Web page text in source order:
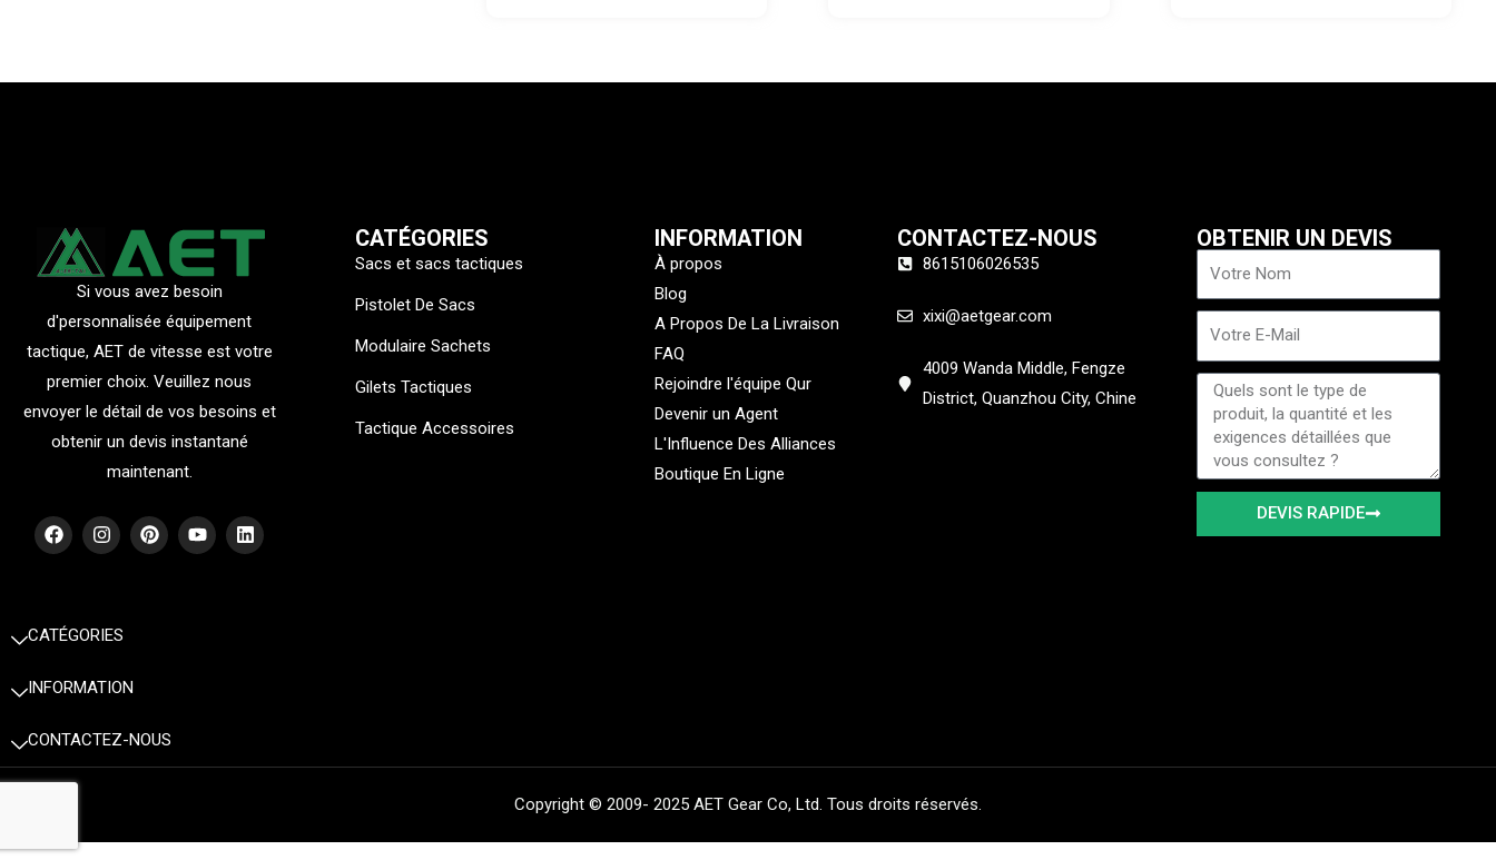
Si vous avez besoin
d'personnalisée équipement
tactique, AET de vitesse est votre
premier choix. Veuillez nous
envoyer le détail de vos besoins et
obtenir un devis instantané
maintenant.
F
a
c
o
I
n
s
r
P
i
n
Y
o
u
L
i
n
CATÉGORIES
Sacs et sacs tactiques
Pistolet De Sacs
Modulaire Sachets
Gilets Tactiques
Tactique Accessoires
INFORMATION
À propos
Blog
A Propos De La Livraison
FAQ
Rejoindre l'équipe Qur
Devenir un Agent
L'Influence Des Alliances
Boutique En Ligne
CONTACTEZ-NOUS
8615106026535
xixi@aetgear.com
4009 Wanda Middle, Fengze
District, Quanzhou City, Chine
OBTENIR UN DEVIS
Nom
E-
Message
DEVIS RAPIDE
CATÉGORIES
INFORMATION
CONTACTEZ-NOUS
Copyright © 2009- 2025 AET Gear Co, Ltd. Tous droits réservés.